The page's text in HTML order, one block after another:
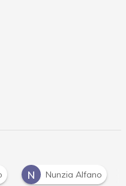
N Nunzia Alfano